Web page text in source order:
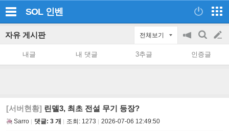
SOL 인벤
자유 게시판 전체보기
공
on/off
검
색
글
쓰
내글 내 댓글 3추글 인증글
[서버현황] 린델3, 최초 전설 무기 등장?
Sarro 댓글: 3 개 조회: 1273 2026-07-06 12:49:50